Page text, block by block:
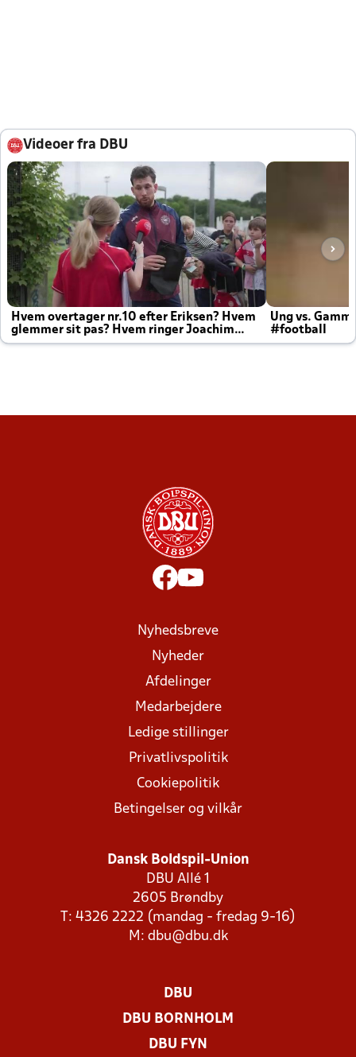
Videoer fra DBU
Hvem overtager nr.10 efter Eriksen? Hvem
glemmer sit pas? Hvem ringer Joachim
altid til efter kampe?
Ung vs.
#football
Nyhedsbreve
Nyheder
Afdelinger
Medarbejdere
Ledige stillinger
Privatlivspolitik
Cookiepolitik
Betingelser og vilkår
Dansk Boldspil-Union
DBU Allé 1
2605 Brøndby
T: 4326 2222 (mandag - fredag 9-16)
M: dbu@dbu.dk
DBU
DBU BORNHOLM
DBU FYN